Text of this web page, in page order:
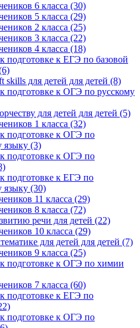
6 класса (30)
5 класса (29)
2 класса (25)
3 класса (22)
4 класса (18)
подготовке к ЕГЭ по базовой
skills для детей для детей (8)
подготовке к ОГЭ по русскому
для детей для детей (5)
1 класса (32)
подготовке к ОГЭ по
языку (3)
подготовке к ОГЭ по
подготовке к ЕГЭ по
языку (30)
11 класса (29)
8 класса (72)
речи для детей (22)
10 класса (29)
для детей для детей (7)
9 класса (25)
подготовке к ОГЭ по химии
7 класса (60)
подготовке к ЕГЭ по
подготовке к ОГЭ по